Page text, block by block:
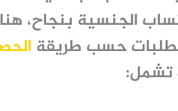
الجنسية بنجاح،
حسب طريقة
تشمل: